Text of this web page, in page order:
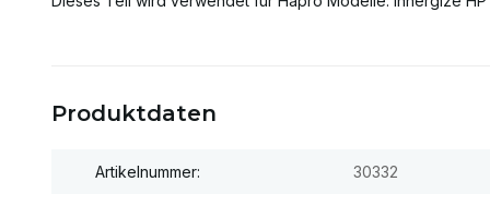
Produktdaten
Artikelnummer: 30332